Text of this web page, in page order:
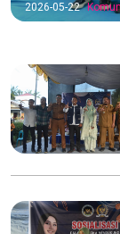
2026-05-22